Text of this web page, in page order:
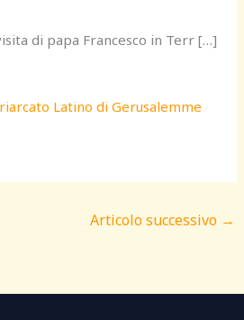
di papa Francesco in Terr […]
Latino di Gerusalemme
Articolo successivo →